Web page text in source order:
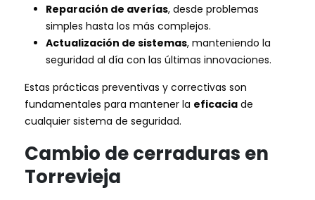
Reparación de averías, desde problemas
simples hasta los más complejos.
Actualización de sistemas, manteniendo la
seguridad al día con las últimas innovaciones.
Estas prácticas preventivas y correctivas son
fundamentales para mantener la eficacia de
cualquier sistema de seguridad.
Cambio de cerraduras en
Torrevieja